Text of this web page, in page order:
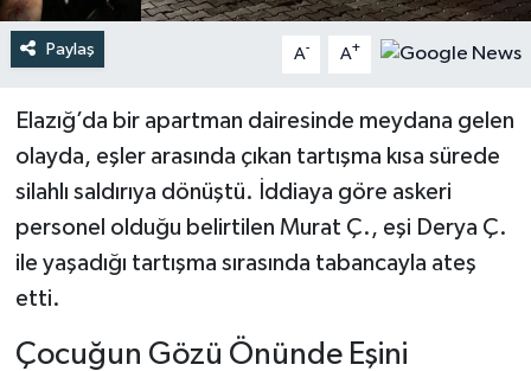
Paylaş A- A+
Elazığ’da bir apartman dairesinde meydana gelen
olayda, eşler arasında çıkan tartışma kısa sürede
silahlı saldırıya dönüştü. İddiaya göre askeri
personel olduğu belirtilen Murat Ç., eşi Derya Ç.
ile yaşadığı tartışma sırasında tabancayla ateş
etti.
Çocuğun Gözü Önünde Eşini